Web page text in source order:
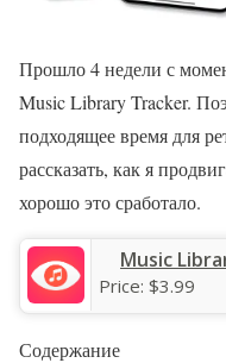
Прошло 4 недели с
Music Library Tracker.
подходящее время для
рассказать, как я
хорошо это сработало.
‎Music
Price: $3.99
Содержание